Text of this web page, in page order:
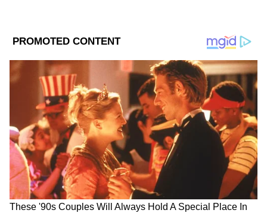
Image Credit :
ক্রাইম সিনে সিবিআই
চন্দ্রনাথ রথ খুনের ঘটনার তদন্তের দায়িত্ব হাতে
পাওয়ার পরেই ক্রাইম সিনে পৌঁছে গিয়েছিল
সিবিআই-এর তদন্তকারী আধিকারিকরা। মঙ্গলবার
দুপুরে দোলতলার দোহাড়িয়ায় যায় সিবিআই-এর
বিশেষ তদন্তকারী দল।